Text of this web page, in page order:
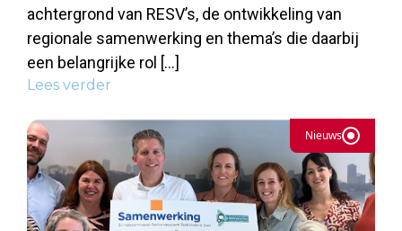
achtergrond van RESV’s, de ontwikkeling van
regionale samenwerking en thema’s die daarbij
een belangrijke rol […]
Lees verder
Nieuws